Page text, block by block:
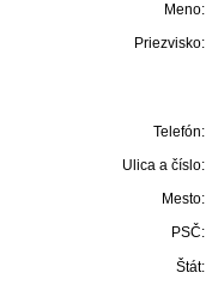
Meno:
Priezvisko:
Telefón:
Ulica a číslo:
Mesto:
PSČ:
Štát: